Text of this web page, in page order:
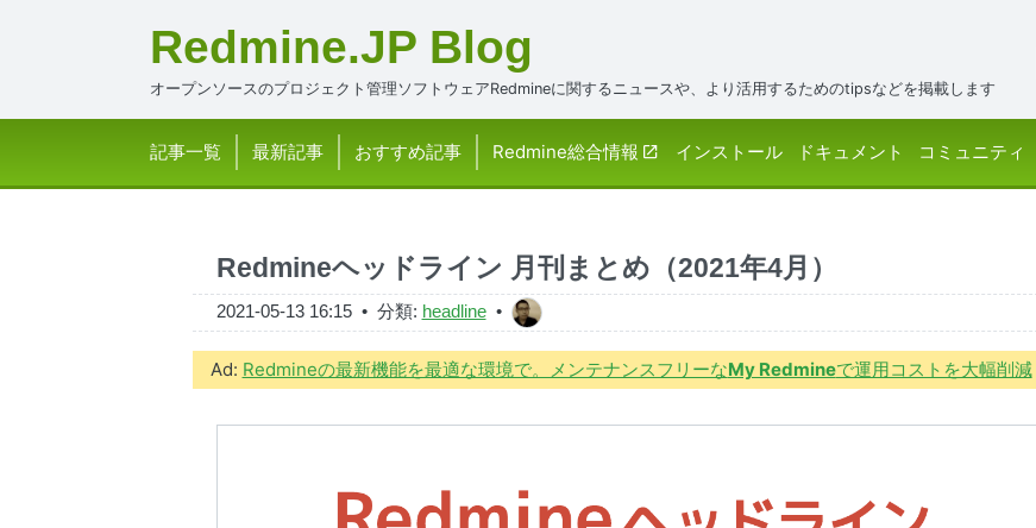
Redmine.JP Blog
オープンソースのプロジェクト管理ソフトウェアRedmineに関するニュースや、より活用するためのtipsなどを掲載します
記事一覧 最新記事 おすすめ記事 Redmine総合情報 インストール ドキュメント コミュニティ
Redmineヘッドライン 月刊まとめ（2021年4月）
2021-05-13 16:15 • 分類: headline•
Ad: Redmineの最新機能を最適な環境で。メンテナンスフリーなMy Redmineで運用コストを大幅削減